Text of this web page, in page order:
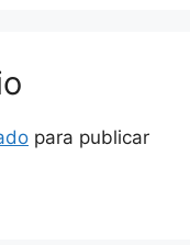
para publicar